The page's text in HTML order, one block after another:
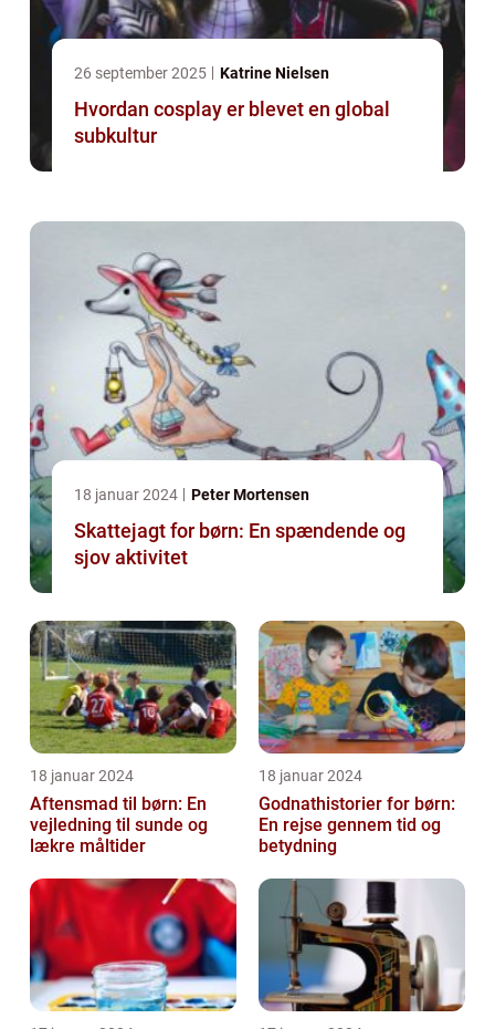
26 september 2025 Katrine Nielsen
Hvordan cosplay er blevet en global
subkultur
18 januar 2024 Peter Mortensen
Skattejagt for børn: En spændende og
sjov aktivitet
18 januar 2024
Aftensmad til børn: En
vejledning til sunde og
lækre måltider
18 januar 2024
Godnathistorier for børn:
En rejse gennem tid og
betydning